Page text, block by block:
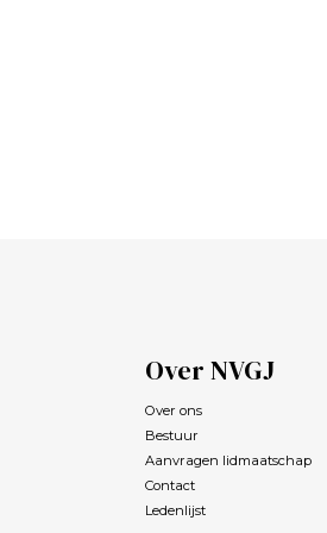
Over NVGJ
Over ons
Bestuur
Aanvragen lidmaatschap
Contact
Ledenlijst